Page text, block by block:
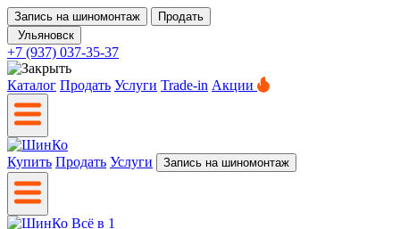
Запись на шиномонтаж
Продать
Ульяновск
+7 (937) 037-35-37
Каталог Продать Услуги Trade-in Акции
Купить Продать Услуги Запись на шиномонтаж